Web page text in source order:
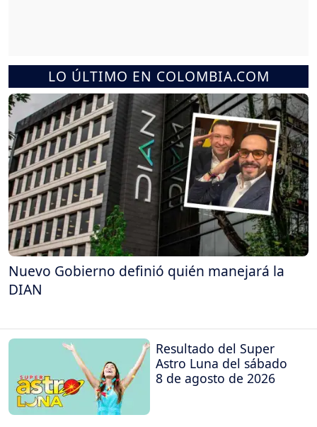
LO ÚLTIMO EN COLOMBIA.COM
Nuevo Gobierno definió quién manejará la
DIAN
Resultado del Super
Astro Luna del sábado
8 de agosto de 2026